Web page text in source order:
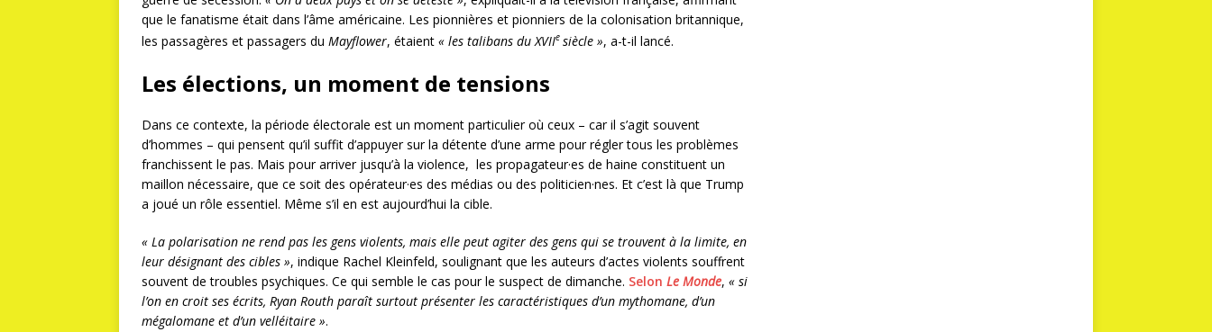
que le fanatisme était dans l’âme américaine. Les pionnières et pionniers de la colonisation britannique,
les passagères et passagers du Mayflower, étaient « les talibans du XVIIe siècle », a-t-il lancé.
Les élections, un moment de tensions
Dans ce contexte, la période électorale est un moment particulier où ceux – car il s’agit souvent
d’hommes – qui pensent qu’il suffit d’appuyer sur la détente d’une arme pour régler tous les problèmes
franchissent le pas. Mais pour arriver jusqu’à la violence, les propagateur·es de haine constituent un
maillon nécessaire, que ce soit des opérateur·es des médias ou des politicien·nes. Et c’est là que Trump
a joué un rôle essentiel. Même s’il en est aujourd’hui la cible.
« La polarisation ne rend pas les gens violents, mais elle peut agiter des gens qui se trouvent à la limite, en
leur désignant des cibles », indique Rachel Kleinfeld, soulignant que les auteurs d’actes violents souffrent
souvent de troubles psychiques. Ce qui semble le cas pour le suspect de dimanche. Selon Le Monde, « si
l’on en croit ses écrits, Ryan Routh paraît surtout présenter les caractéristiques d’un mythomane, d’un
mégalomane et d’un velléitaire ».